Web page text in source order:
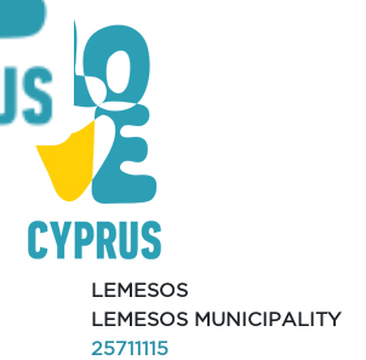
LEMESOS
LEMESOS MUNICIPALITY
25711115